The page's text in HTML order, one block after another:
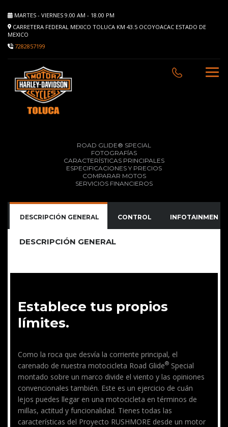
MARTES - VIERNES 9.00 AM - 18.00 PM
CARRETERA FEDERAL MEXICO TOLUCA KM 43.5 OCOYOACAC ESTADO DE
MEXICO
7282857199
ROAD GLIDE® SPECIAL
FOTOGRAFÍAS
CARACTERÍSTICAS PRINCIPALES
ESPECIFICACIONES Y PRECIOS
COMPARAR MOTOS
SERVICIOS FINANCIEROS
DESCRIPCIÓN GENERAL CONTROL INFOTAINMENT
DESCRIPCIÓN GENERAL
Establece tus propios
límites.
Como la roca que desvía la corriente principal, el
carenado de nuestra motocicleta Road Glide® Special
montado sobre un marco divide el viento y las opiniones
convencionales también. Este es un ejercicio de cuán
lejos puedes llegar en una motocicleta en términos de
millas, actitud y funcionalidad. Tienes todas las
características del Proyecto RUSHMORE desde un motor